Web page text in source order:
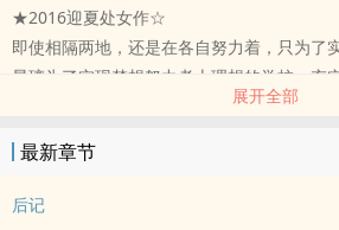
★2016迎夏处女作☆
即使相隔两地，还是在各自努力着，只为了
星璃为了实现梦想努力考上理想的学校，充
也是她的直属学长--向宇。
他---有着太阳的温暖，同时也有着月亮的神
展开全部
最新章节
后记